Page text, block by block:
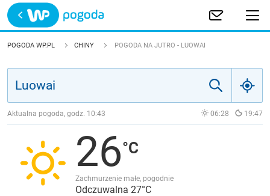
Trwa ładowanie
POLSKA
JAKOŚĆ POWIETRZA
POGODA WP.PL CHINY POGODA NA JUTRO - LUOWAI
Aktualna pogoda, godz. 10:43 06:28 19:47
26
Zachmurzenie małe, pogodnie
Odczuwalna 27°C